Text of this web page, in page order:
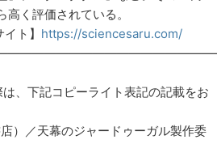
く評価されている。
ト】 https://sciencesaru.com/
、下記コピーライト表記の記載をお
）／天幕のジャードゥーガル製作委